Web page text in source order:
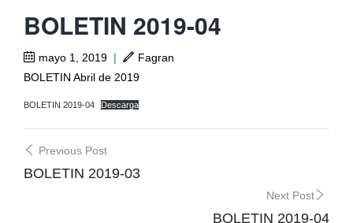
BOLETIN 2019-04
mayo 1, 2019 |
Fagran
BOLETIN Abril de 2019
BOLETIN 2019-04 Descarga
Post
navigation
Previous Post
BOLETIN 2019-03
Next Post
BOLETIN 2019-04